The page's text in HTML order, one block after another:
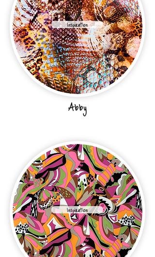
Inspiration
Abby
Inspiration